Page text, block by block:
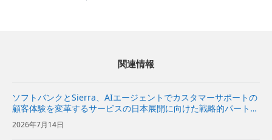
関連情報
ソフトバンクとSierra、AIエージェントでカスタマーサポートの
顧客体験を変革するサービスの日本展開に向けた戦略的パートナ
ーシップ契約を締結〜Sierraの対話型AIプラットフォームをソフ
トバンクが日本市場で独占販売代理店として販売開始〜...
2026年7月14日